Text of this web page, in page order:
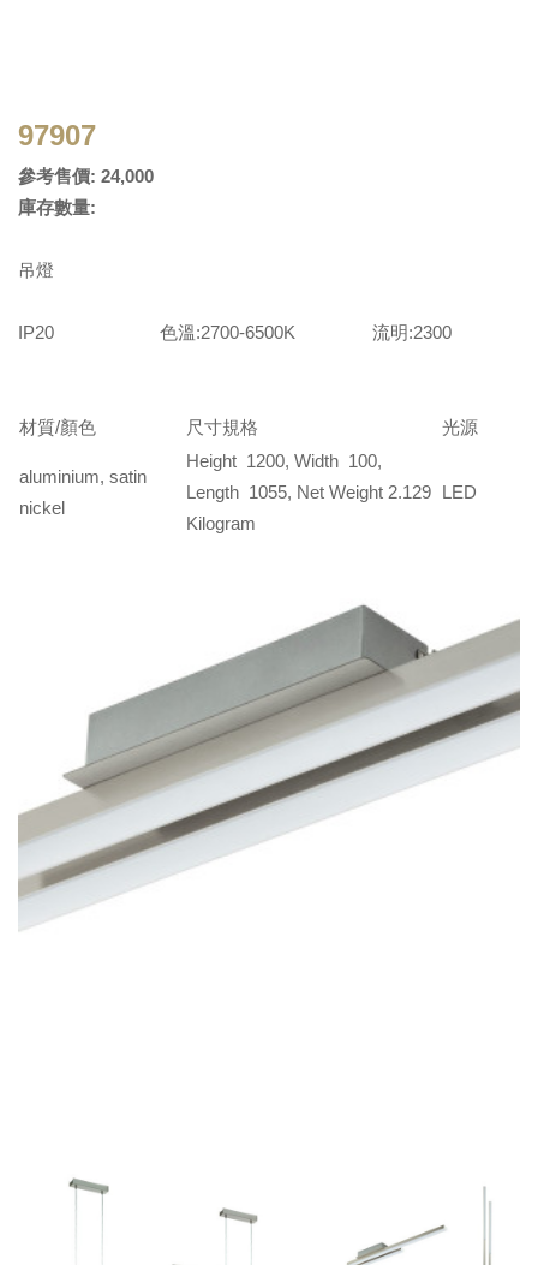
97907
參考售價: 24,000
庫存數量:
吊燈
IP20 色溫:2700-6500K 流明:2300
材質/顏色 尺寸規格 光源
aluminium, satin
nickel
Height 1200, Width 100,
Length 1055, Net Weight 2.129
Kilogram
LED